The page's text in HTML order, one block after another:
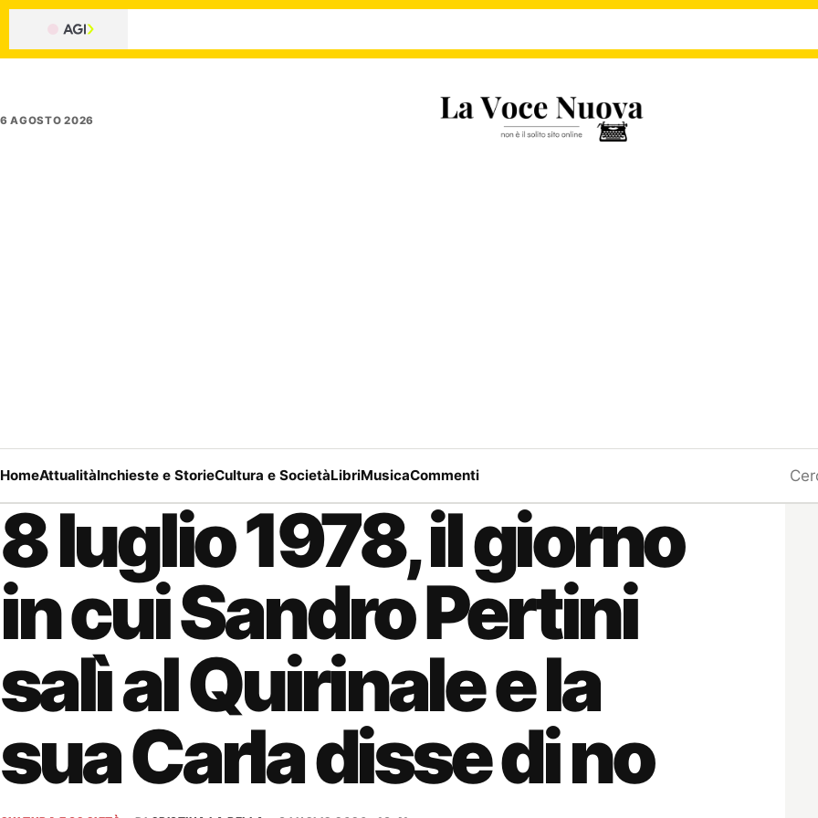
6 AGOSTO 2026
HomeAttualitàInchieste e StorieCultura e SocietàLibriMusicaCommenti
8 luglio 1978, il giorno
in cui Sandro Pertini
salì al Quirinale e la
sua Carla disse di no